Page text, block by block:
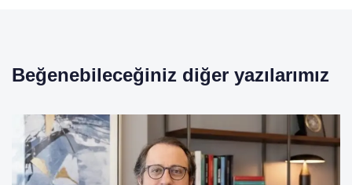
Beğenebileceğiniz diğer yazılarımız